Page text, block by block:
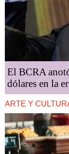
El BCRA
dólares en la
ARTE Y